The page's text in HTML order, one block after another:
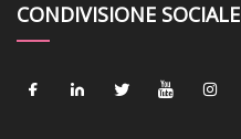
CONDIVISIONE SOCIALE